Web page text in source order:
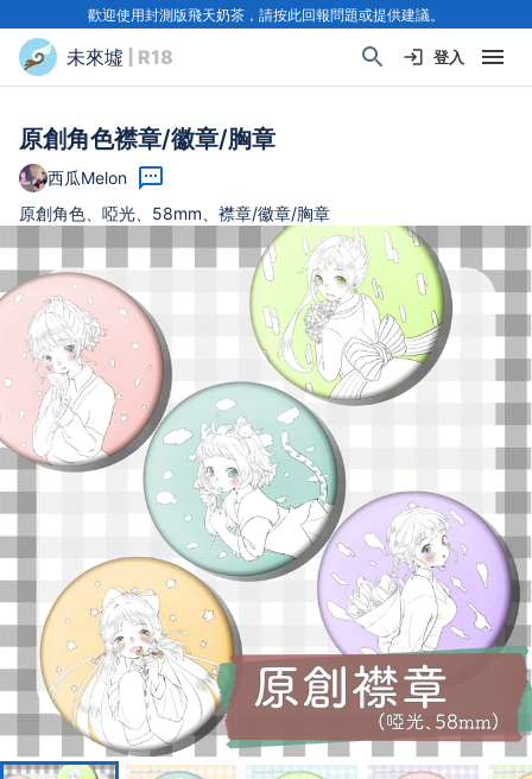
歡迎使用封測版飛天奶茶，請按此回報問題或提供建議。
未來墟 | R18 登入
原創角色襟章/徽章/胸章
西瓜Melon
原創角色、啞光、58mm、襟章/徽章/胸章